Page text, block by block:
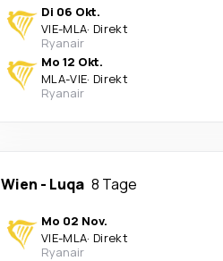
Di 06 Okt.
VIE-MLA· Direkt
Ryanair
Mo 12 Okt.
MLA-VIE· Direkt
Ryanair
Wien - Luqa 8 Tage
Mo 02 Nov.
VIE-MLA· Direkt
Ryanair